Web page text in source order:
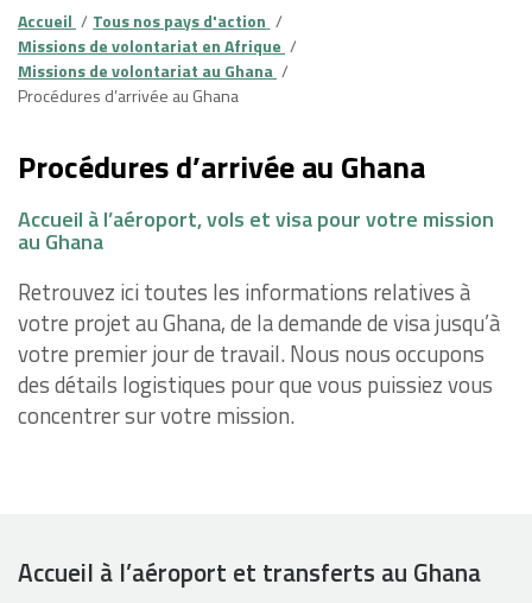
Accueil
Tous nos pays d'action
Missions de volontariat en Afrique
Missions de volontariat au Ghana
Procédures d’arrivée au Ghana
Procédures d’arrivée au Ghana
Accueil à l’aéroport, vols et visa pour votre mission
au Ghana
Retrouvez ici toutes les informations relatives à
votre projet au Ghana, de la demande de visa jusqu’à
votre premier jour de travail. Nous nous occupons
des détails logistiques pour que vous puissiez vous
concentrer sur votre mission.
Accueil à l’aéroport et transferts au Ghana